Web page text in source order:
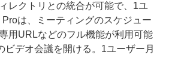
レクトリとの統合が可能で、1ユ
は、ミーティングのスケジュー
用URLなどのフル機能が利用可能
ビデオ会議を開ける。1ユーザー月